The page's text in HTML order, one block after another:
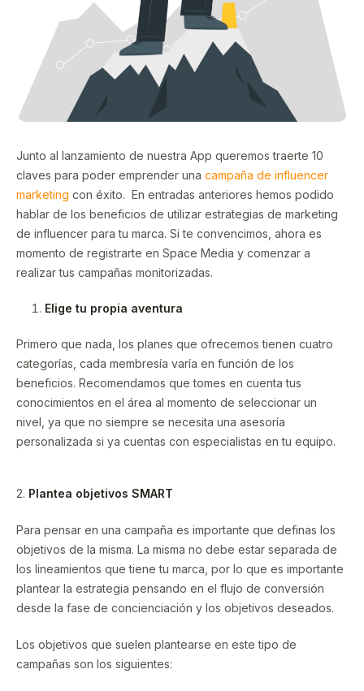
Junto al lanzamiento de nuestra App queremos traerte 10
claves para poder emprender una campaña de influencer
marketing con éxito. En entradas anteriores hemos podido
hablar de los beneficios de utilizar estrategias de marketing
de influencer para tu marca. Si te convencimos, ahora es
momento de registrarte en Space Media y comenzar a
realizar tus campañas monitorizadas.
Elige tu propia aventura
Primero que nada, los planes que ofrecemos tienen cuatro
categorías, cada membresía varía en función de los
beneficios. Recomendamos que tomes en cuenta tus
conocimientos en el área al momento de seleccionar un
nivel, ya que no siempre se necesita una asesoría
personalizada si ya cuentas con especialistas en tu equipo.
2. Plantea objetivos SMART
Para pensar en una campaña es importante que definas los
objetivos de la misma. La misma no debe estar separada de
los lineamientos que tiene tu marca, por lo que es importante
plantear la estrategia pensando en el flujo de conversión
desde la fase de concienciación y los objetivos deseados.
Los objetivos que suelen plantearse en este tipo de
campañas son los siguientes: